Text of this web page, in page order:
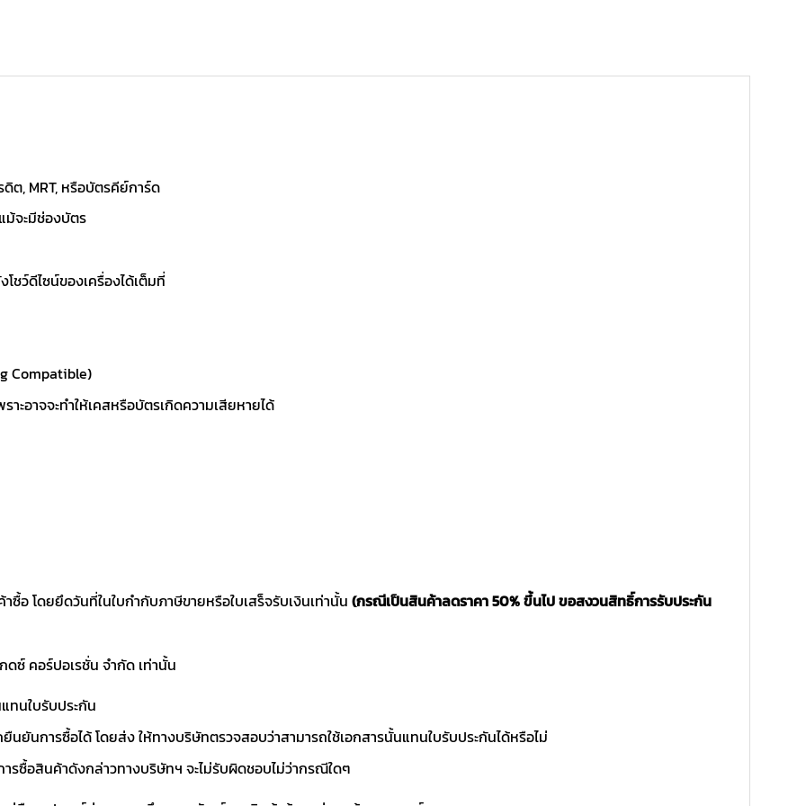
ต, MRT, หรือบัตรคีย์การ์ด
ม้จะมีช่องบัตร
ว์ดีไซน์ของเครื่องได้เต็มที่
Compatible)
ะอาจจะทำให้เคสหรือบัตรเกิดความเสียหายได้
อ โดยยึดวันที่ในใบกำกับภาษีขายหรือใบเสร็จรับเงินเท่านั้น (กรณีเป็นสินค้าลดราคา 50% ขึ้นไป ขอสงวนสิทธิ์การรับประกัน
ซ์ คอร์ปอเรชั่น จำกัด เท่านั้น
ทนใบรับประกัน
ยันการซื้อได้ โดยส่ง ให้ทางบริษัทตรวจสอบว่าสามารถใช้เอกสารนั้นแทนใบรับประกันได้หรือไม่
ซื้อสินค้าดังกล่าวทางบริษัทฯ จะไม่รับผิดชอบไม่ว่ากรณีใดๆ